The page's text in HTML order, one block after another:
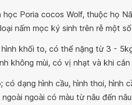
Poria cocos Wolf, thuộc họ
nấm mọc ký sinh trên rễ một
hình khối to, có thể nặng từ 3 -
không mùi, có vị nhạt và khi
có dạng hình cầu, hình thoi, hình
ngoài có màu từ nâu đến